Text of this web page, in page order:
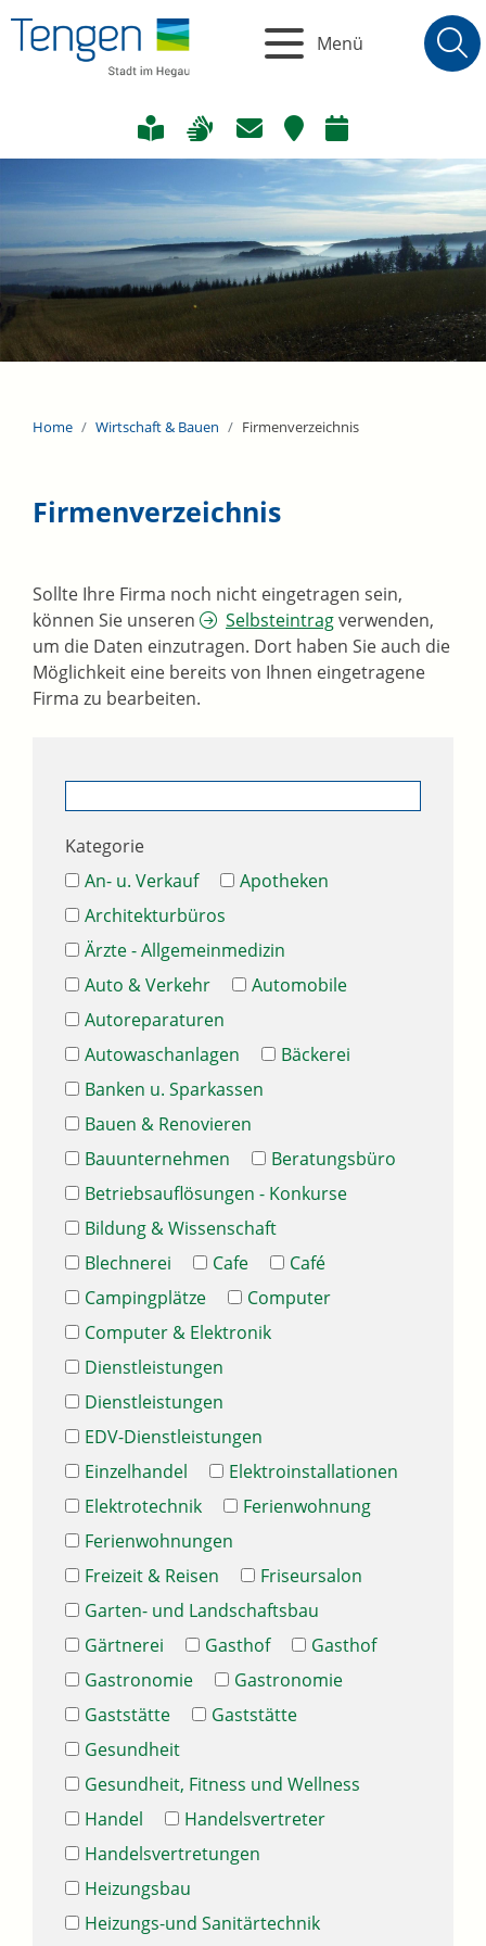
Menü
Home Wirtschaft & Bauen Firmenverzeichnis
Firmenverzeichnis
Sollte Ihre Firma noch nicht eingetragen sein,
können Sie unseren
Selbsteintragverwenden,
um die Daten einzutragen. Dort haben Sie auch die
Möglichkeit eine bereits von Ihnen eingetragene
Firma zu bearbeiten.
Kategorie
An- u. Verkauf
Apotheken
Architekturbüros
Ärzte - Allgemeinmedizin
Auto & Verkehr
Automobile
Autoreparaturen
Autowaschanlagen
Bäckerei
Banken u. Sparkassen
Bauen & Renovieren
Bauunternehmen
Beratungsbüro
Betriebsauflösungen - Konkurse
Bildung & Wissenschaft
Blechnerei
Cafe
Café
Campingplätze
Computer
Computer & Elektronik
Dienstleistungen
Dienstleistungen
EDV-Dienstleistungen
Einzelhandel
Elektroinstallationen
Elektrotechnik
Ferienwohnung
Ferienwohnungen
Freizeit & Reisen
Friseursalon
Garten- und Landschaftsbau
Gärtnerei
Gasthof
Gasthof
Gastronomie
Gastronomie
Gaststätte
Gaststätte
Gesundheit
Gesundheit, Fitness und Wellness
Handel
Handelsvertreter
Handelsvertretungen
Heizungsbau
Heizungs-und Sanitärtechnik